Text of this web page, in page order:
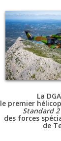
La
le premier
Standard 2
des forces
de